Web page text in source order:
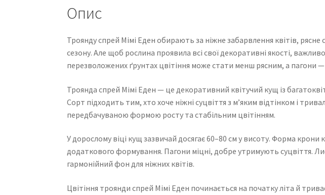
Опис
Троянду спрей Мімі Еден обирають за ніжне забарвлення квітів,
сезону. Але щоб рослина проявила всі свої декоративні якості,
перезволожених ґрунтах цвітіння може стати менш рясним, а пагони
Троянда спрей Мімі Еден — це декоративний квітучий кущ із
Сорт підходить тим, хто хоче ніжні суцвіття з м’яким відтінком і
передбачуваною формою росту та стабільним цвітінням.
У дорослому віці кущ зазвичай досягає 60–80 см у висоту. Форма
додаткового формування. Пагони міцні, добре утримують суцвіття.
гармонійний фон для ніжних квітів.
Цвітіння троянди спрей Мімі Еден починається на початку літа й